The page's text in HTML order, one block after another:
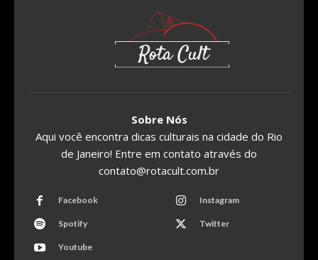
Sobre Nós
Aqui você encontra dicas culturais na cidade do Rio
de Janeiro! Entre em contato através do
contato@rotacult.com.br
Facebook Instagram
Spotify Twitter
Youtube